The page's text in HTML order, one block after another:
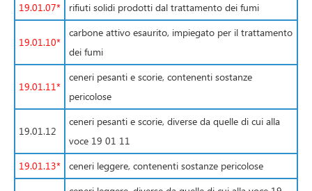
19.01.07*
rifiuti solidi prodotti dal trattamento dei fumi
19.01.10*
carbone attivo esaurito, impiegato per il trattamento
dei fumi
19.01.11*
ceneri pesanti e scorie, contenenti sostanze
pericolose
19.01.12
ceneri pesanti e scorie, diverse da quelle di cui alla
voce 19 01 11
19.01.13*
ceneri leggere, contenenti sostanze pericolose